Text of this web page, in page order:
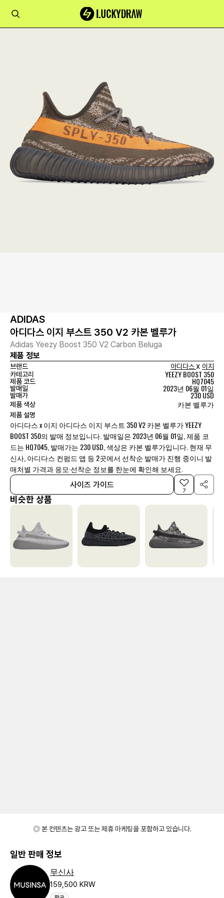
ADIDAS
아디다스 이지 부스트 350 V2 카본 벨루가
Adidas Yeezy Boost 350 V2 Carbon Beluga
제품 정보
브랜드 아디다스x 이지
카테고리
YEEZY BOOST 350
제품 코드 HQ7045
발매일 2023년 06월 01일
발매가 230 USD
제품 색상 카본 벨루가
제품 설명
아디다스 x 이지 아디다스 이지 부스트 350 V2 카본 벨루가 YEEZY
BOOST 350의 발매 정보입니다. 발매일은 2023년 06월 01일, 제품 코
드는 HQ7045, 발매가는 230 USD, 색상은 카본 벨루가입니다. 현재 무
신사, 아디다스 컨펌드 앱 등 2곳에서 선착순 발매가 진행 중이니 발
매처별 가격과 응모·선착순 정보를 한눈에 확인해 보세요.
사이즈 가이드
7
비슷한 상품
◎ 본 컨텐츠는 광고 또는 제휴 마케팅을 포함하고 있습니다.
일반 판매 정보
무신사
159,500 KRW